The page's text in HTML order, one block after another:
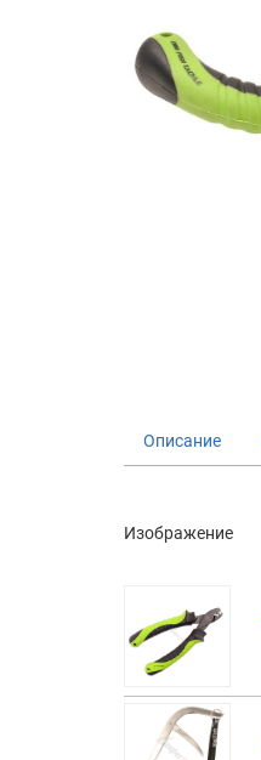
Описание
Изображение